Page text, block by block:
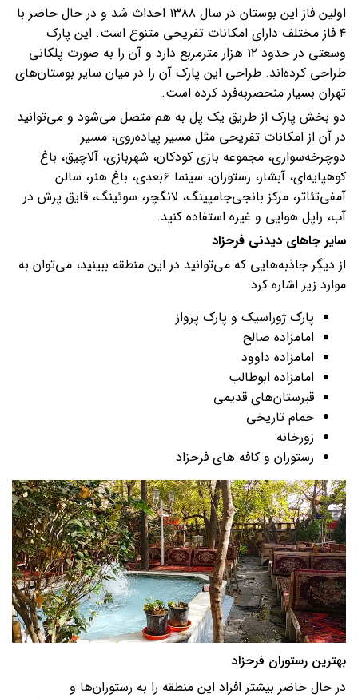
اولین فاز این بوستان در سال ۱۳۸۸ احداث شد و در حال حاضر با
۴ فاز مختلف دارای امکانات تفریحی متنوع است. این پارک
وسعتی در حدود ۱۲ هزار مترمربع دارد و آن را به ‌صورت پلکانی
طراحی کرده‌اند. طراحی این پارک آن را در میان سایر بوستان‌های
تهران بسیار منحصربه‌فرد کرده است.
دو بخش پارک از طریق یک پل به هم متصل می‌شود و می‌توانید
در آن از امکانات تفریحی مثل مسیر پیاده‌روی، مسیر
دوچرخه‌سواری، مجموعه بازی کودکان، شهربازی، آلاچیق، باغ
کوهپایه‌ای، آبشار، رستوران، سینما ۶بعدی، باغ هنر، سالن
آمفی‌تئاتر، مرکز بانجی‌جامپینگ، لانگچر، سوئینگ، قایق پرش در
آب، راپل هوایی و غیره استفاده کنید.
سایر جاهای دیدنی فرحزاد
از دیگر جاذبه‌هایی که می‌توانید در این منطقه ببینید، می‌توان به
موارد زیر اشاره کرد:
پارک ژوراسیک و پارک پرواز
امامزاده صالح
امامزاده داوود
امامزاده ابوطالب
قبرستان‌های قدیمی
حمام تاریخی
زورخانه
رستوران و کافه های فرحزاد
بهترین رستوران فرحزاد
در حال حاضر بیشتر افراد این منطقه را به رستوران‌ها و